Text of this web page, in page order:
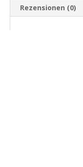
Rezensionen (0)